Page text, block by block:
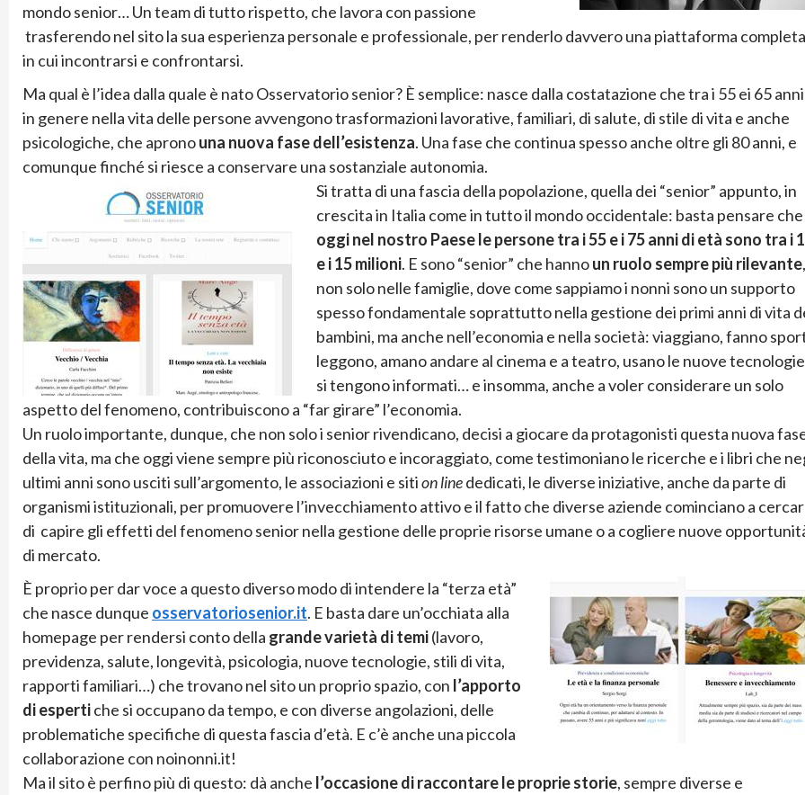
mondo senior… Un team di tutto rispetto, che lavora con passione
trasferendo nel sito la sua esperienza personale e professionale, per renderlo davvero una piattaforma completa
in cui incontrarsi e confrontarsi.
Ma qual è l’idea dalla quale è nato Osservatorio senior? È semplice: nasce dalla costatazione che tra i 55 ei 65 anni
in genere nella vita delle persone avvengono trasformazioni lavorative, familiari, di salute, di stile di vita e anche
psicologiche, che apronouna nuova fase dell’esistenza. Una fase che continua spesso anche oltre gli 80 anni, e
comunque finché si riesce a conservare una sostanziale autonomia.
Si tratta di una fascia della popolazione, quella dei “senior” appunto, in
crescita in Italia come in tutto il mondo occidentale: basta pensare che
oggi nel nostro Paese le persone tra i 55 e i 75 anni di età sono tra i
e i 15 milioni. E sono “senior” che hannoun ruolo sempre più rilevante,
non solo nelle famiglie, dove come sappiamo i nonni sono un supporto
spesso fondamentale soprattutto nella gestione dei primi anni di vita
bambini, ma anche nell’economia e nella società: viaggiano, fanno
leggono, amano andare al cinema e a teatro, usano le nuove
si tengono informati… e insomma, anche a voler considerare un solo
aspetto del fenomeno, contribuiscono a “far girare” l’economia.
Un ruolo importante, dunque, che non solo i senior rivendicano, decisi a giocare da protagonisti questa nuova
della vita, ma che oggi viene sempre più riconosciuto e incoraggiato, come testimoniano le ricerche e i libri che
ultimi anni sono usciti sull’argomento, le associazioni e sition linededicati, le diverse iniziative, anche da parte di
organismi istituzionali, per promuovere l’invecchiamento attivo e il fatto che diverse aziende cominciano a
di capire gli effetti del fenomeno senior nella gestione delle proprie risorse umane o a cogliere nuove
di mercato.
È proprio per dar voce a questo diverso modo di intendere la “terza età”
che nasce dunque osservatoriosenior.it. E basta dare un’occhiata alla
homepage per rendersi conto della grande varietà di temi(lavoro,
previdenza, salute, longevità, psicologia, nuove tecnologie, stili di vita,
rapporti familiari…) che trovano nel sito un proprio spazio, con l’apporto
di espertiche si occupano da tempo, e con diverse angolazioni, delle
problematiche specifiche di questa fascia d’età. E c’è anche una piccola
collaborazione con noinonni.it!
Ma il sito è perfino più di questo: dà anche l’occasione di raccontare le proprie storie, sempre diverse e